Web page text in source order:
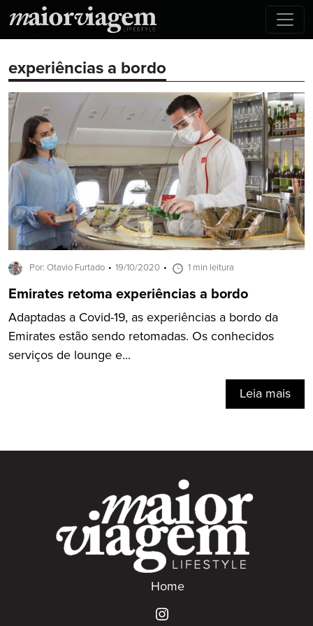
experiências a bordo
Por: Otavio Furtado 19/10/2020 1 min leitura
Emirates retoma experiências a bordo
Adaptadas a Covid-19, as experiências a bordo da
Emirates estão sendo retomadas. Os conhecidos
serviços de lounge e...
Leia mais
Home